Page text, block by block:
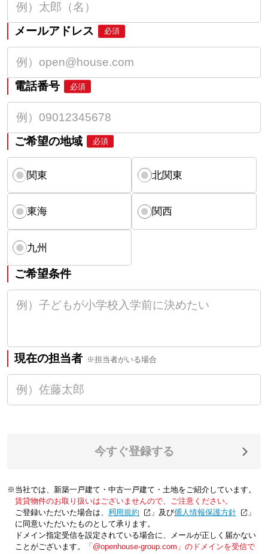
メールアドレス 必須
電話番号 必須
ご希望の地域 必須
関東 北関東
東海 関西
九州
ご希望条件
現在の担当者 ※担当者がいる場合
今すぐ登録する
※当社では、新築一戸建て・中古一戸建て・土地をご紹介しています。
賃貸物件のお取り扱いはございませんので、ご注意ください。
ご登録いただいた場合は、「利用規約 」及び「個人情報保護方針
」
に同意いただいたものとして承ります。
ドメイン指定受信を設定されている場合に、メールが正しく届かない
ことがございます。
「@openhouse-group.com」のドメインを受信で